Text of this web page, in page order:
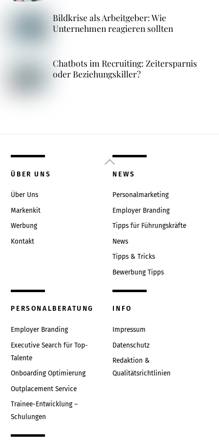
Bildkrise als Arbeitgeber: Wie
Unternehmen reagieren sollten
Chatbots im Recruiting: Zeitersparnis
oder Beziehungskiller?
Back
To
ÜBER UNS
Über Uns
Markenkit
Werbung
Kontakt
NEWS
Personalmarketing
Employer Branding
Tipps für Führungskräfte
News
Tipps & Tricks
Bewerbung Tipps
PERSONALBERATUNG
Employer Branding
Executive Search für Top-
Talente
Onboarding Optimierung
Outplacement Service
Trainee-Entwicklung –
Schulungen
INFO
Impressum
Datenschutz
Redaktion &
Qualitätsrichtlinien